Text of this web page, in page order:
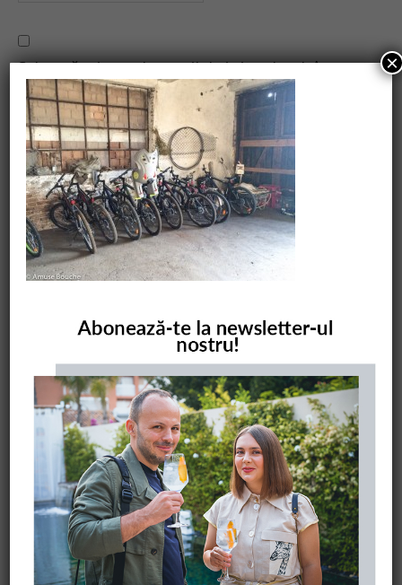
Salvează-mi numele, emailul și site-ul web în acest
navigator pentru data viitoare când o să comentez.
CAUTARE
COMANDĂ CARTEA NOASTRĂ
×